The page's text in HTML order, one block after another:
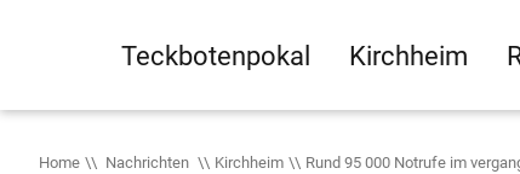
Teckbotenpokal Kirchheim
Home Nachrichten Kirchheim Rund 95 000 Notrufe im